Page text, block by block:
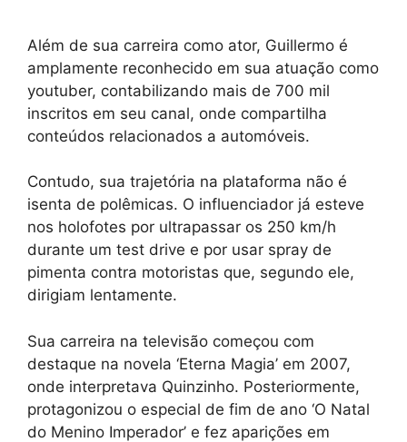
Além de sua carreira como ator, Guillermo é
amplamente reconhecido em sua atuação como
youtuber, contabilizando mais de 700 mil
inscritos em seu canal, onde compartilha
conteúdos relacionados a automóveis.
Contudo, sua trajetória na plataforma não é
isenta de polêmicas. O influenciador já esteve
nos holofotes por ultrapassar os 250 km/h
durante um test drive e por usar spray de
pimenta contra motoristas que, segundo ele,
dirigiam lentamente.
Sua carreira na televisão começou com
destaque na novela ‘Eterna Magia’ em 2007,
onde interpretava Quinzinho. Posteriormente,
protagonizou o especial de fim de ano ‘O Natal
do Menino Imperador’ e fez aparições em